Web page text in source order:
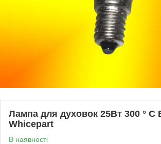
Лампа для духовок 25Вт 300 ° С
Whicepart
В наявності